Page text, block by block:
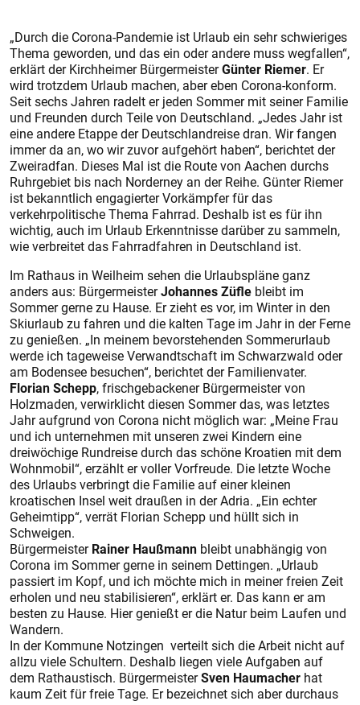
„Durch die Corona-Pandemie ist Urlaub ein sehr schwieriges
Thema geworden, und das ein oder andere muss wegfallen“,
erklärt der Kirchheimer BürgermeisterGünter Riemer. Er
wird trotzdem Urlaub machen, aber eben Corona-konform.
Seit sechs Jahren radelt er jeden Sommer mit seiner Familie
und Freunden durch Teile von Deutschland. „Jedes Jahr ist
eine andere Etappe der Deutschlandreise dran. Wir fangen
immer da an, wo wir zuvor aufgehört haben“, berichtet der
Zweiradfan. Dieses Mal ist die Route von Aachen durchs
Ruhrgebiet bis nach Norderney an der Reihe. Günter Riemer
ist bekanntlich engagierter Vorkämpfer für das
verkehrpolitische Thema Fahrrad. Deshalb ist es für ihn
wichtig, auch im Urlaub Erkenntnisse darüber zu sammeln,
wie verbreitet das Fahrradfahren in Deutschland ist.
Im Rathaus in Weilheim sehen die Urlaubspläne ganz
anders aus: BürgermeisterJohannes Züfle bleibt im
Sommer gerne zu Hause. Er zieht es vor, im Winter in den
Skiurlaub zu fahren und die kalten Tage im Jahr in der Ferne
zu genießen. „In meinem bevorstehenden Sommerurlaub
werde ich tageweise Verwandtschaft im Schwarzwald oder
am Bodensee besuchen“, berichtet der Familienvater.
Florian Schepp, frischgebackener Bürgermeister von
Holzmaden, verwirklicht diesen Sommer das, was letztes
Jahr aufgrund von Corona nicht möglich war: „Meine Frau
und ich unternehmen mit unseren zwei Kindern eine
dreiwöchige Rundreise durch das schöne Kroatien mit dem
Wohnmobil“, erzählt er voller Vorfreude. Die letzte Woche
des Urlaubs verbringt die Familie auf einer kleinen
kroatischen Insel weit draußen in der Adria. „Ein echter
Geheimtipp“, verrät Florian Schepp und hüllt sich in
Schweigen.
BürgermeisterRainer Haußmann bleibt unabhängig von
Corona im Sommer gerne in seinem Dettingen. „Urlaub
passiert im Kopf, und ich möchte mich in meiner freien Zeit
erholen und neu stabilisieren“, erklärt er. Das kann er am
besten zu Hause. Hier genießt er die Natur beim Laufen und
Wandern.
In der Kommune Notzingen verteilt sich die Arbeit nicht auf
allzu viele Schultern. Deshalb liegen viele Aufgaben auf
dem Rathaustisch. BürgermeisterSven Haumacher hat
kaum Zeit für freie Tage. Er bezeichnet sich aber durchaus